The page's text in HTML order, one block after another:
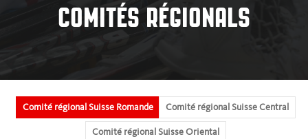
ORGANIGRAMME
Versammlungen
COMITÉS RÉGIONALS
Comité régional Suisse Romande Comité régional Suisse Central
Comité régional Suisse Oriental